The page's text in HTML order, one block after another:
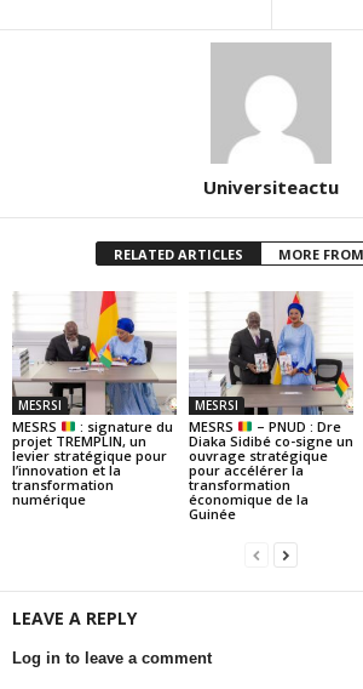
Universiteactu
RELATED ARTICLES MORE
MESRSI
MESRS
: signature du
projet TREMPLIN, un
levier stratégique pour
l’innovation et la
transformation
numérique
MESRSI
MESRS
– PNUD : Dre
Diaka Sidibé co-signe un
ouvrage stratégique
pour accélérer la
transformation
économique de la
Guinée
LEAVE A REPLY
Log in to leave a comment